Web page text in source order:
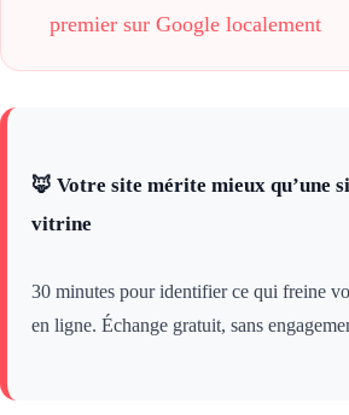
premier sur Google localement
🦊 Votre site mérite mieux qu’une
vitrine
30 minutes pour identifier ce qui freine
en ligne. Échange gratuit, sans